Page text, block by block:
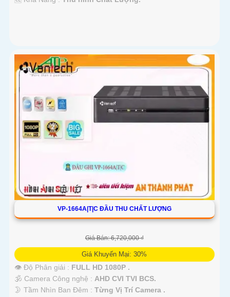
VP-1664A|T|C ĐẦU THU CHẤT LƯỢNG
Giá Bán: 6,720,000 ₫
Giá Khuyến Mại: 30%
👁 Độ Phân giải : FULL HD 1080P .
🕉️ Camera Công nghệ : AHD CVI TVI BCS.
🌛 Tầm Nhìn Ban Đêm : Từng Vị Trí Camera .